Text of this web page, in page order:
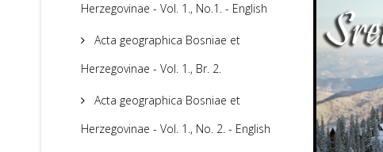
Herzegovinae - Vol. 1., No.1. - English
Acta geographica Bosniae et
Herzegovinae - Vol. 1., Br. 2.
Acta geographica Bosniae et
Herzegovinae - Vol. 1., No. 2. - English